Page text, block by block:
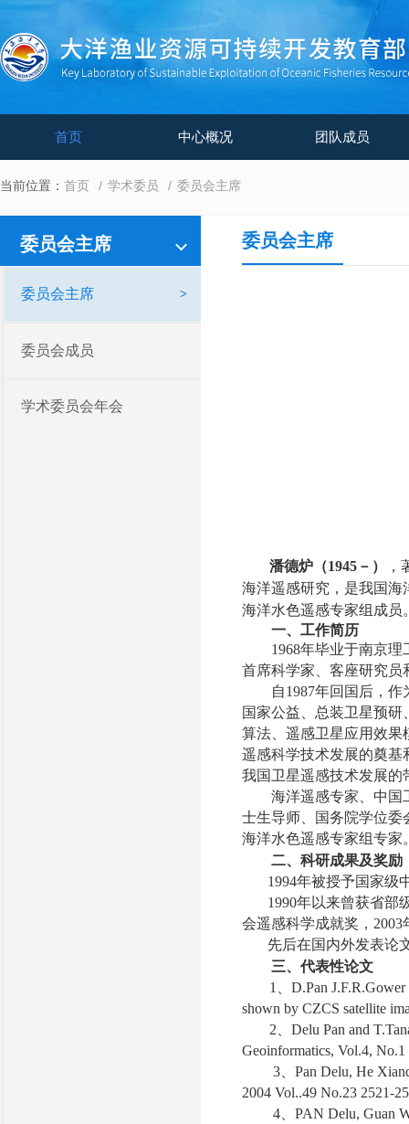
首页 中心概况 团队成员
当前位置： 首页 学术委员 委员会主席
委员会主席
委员会主席
委员会成员
学术委员会年会
委员会主席
潘德炉（1945－）
海洋遥感研究，是我国
海洋水色遥感专家组成
一、工作简历
1968年毕业于南京
首席科学家、客座研究
自1987年回国后，
国家公益、总装卫星预
算法、遥感卫星应用效
遥感科学技术发展的奠
我国卫星遥感技术发展的
海洋遥感专家、中国
士生导师、国务院学位
海洋水色遥感专家组专家
二、科研成果及奖励
1994年被授予国家级
1990年以来曾获省部
会遥感科学成就奖，
先后在国内外发表论
三、代表性论文
1、D.Pan
shown by CZCS satellite
2、Delu Pan and
Geoinformatics, Vol.4, No.1
3、Pan Delu, He
2004 Vol..49 No.23 2521-
4、PAN Delu, Guan